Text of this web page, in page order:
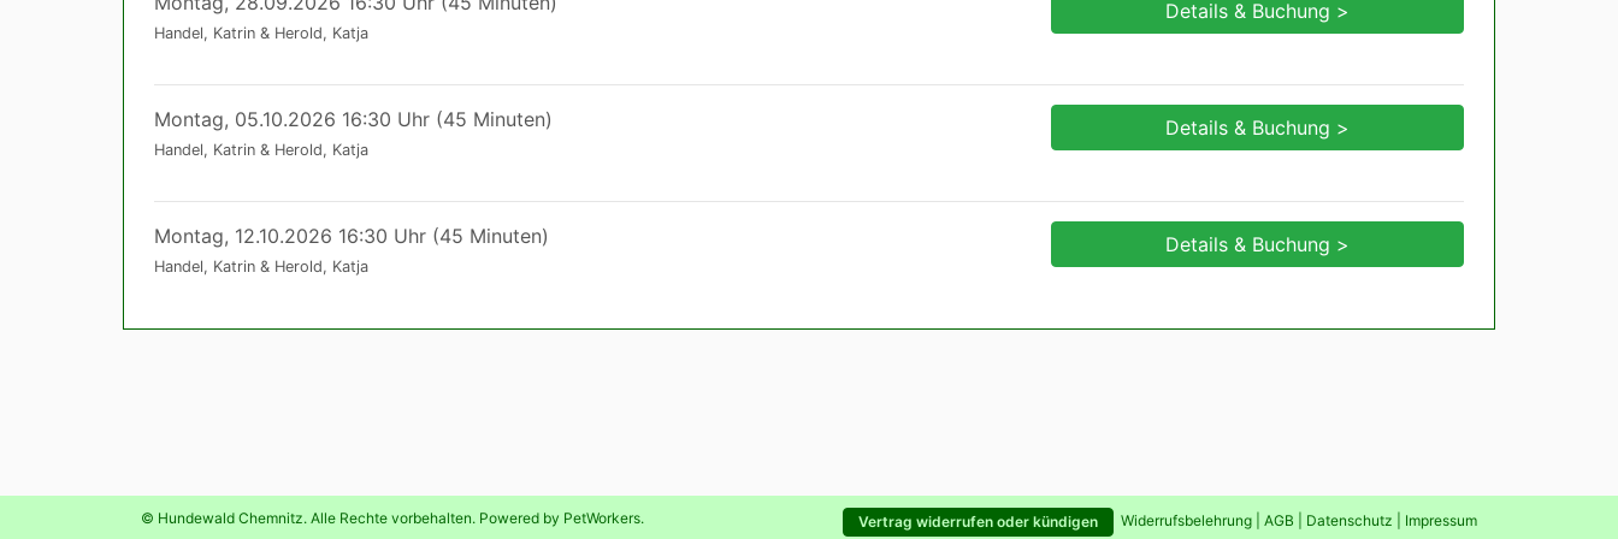
Handel, Katrin & Herold, Katja
Details & Buchung >
Montag, 05.10.2026 16:30 Uhr (45 Minuten)
Handel, Katrin & Herold, Katja
Details & Buchung >
Montag, 12.10.2026 16:30 Uhr (45 Minuten)
Handel, Katrin & Herold, Katja
Details & Buchung >
© Hundewald Chemnitz. Alle Rechte vorbehalten. Powered by PetWorkers. Vertrag widerrufen oder kündigen Widerrufsbelehrung AGB Datenschutz Impressum